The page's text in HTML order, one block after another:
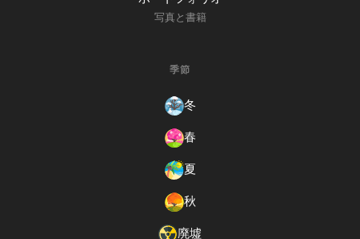
写真と書籍
季節
冬
春
夏
秋
廃墟